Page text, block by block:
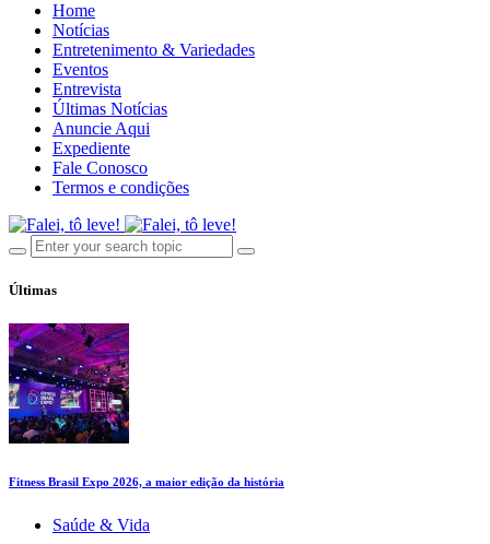
Home
Notícias
Entretenimento & Variedades
Eventos
Entrevista
Últimas Notícias
Anuncie Aqui
Expediente
Fale Conosco
Termos e condições
Últimas
Fitness Brasil Expo 2026, a maior edição da história
Saúde & Vida